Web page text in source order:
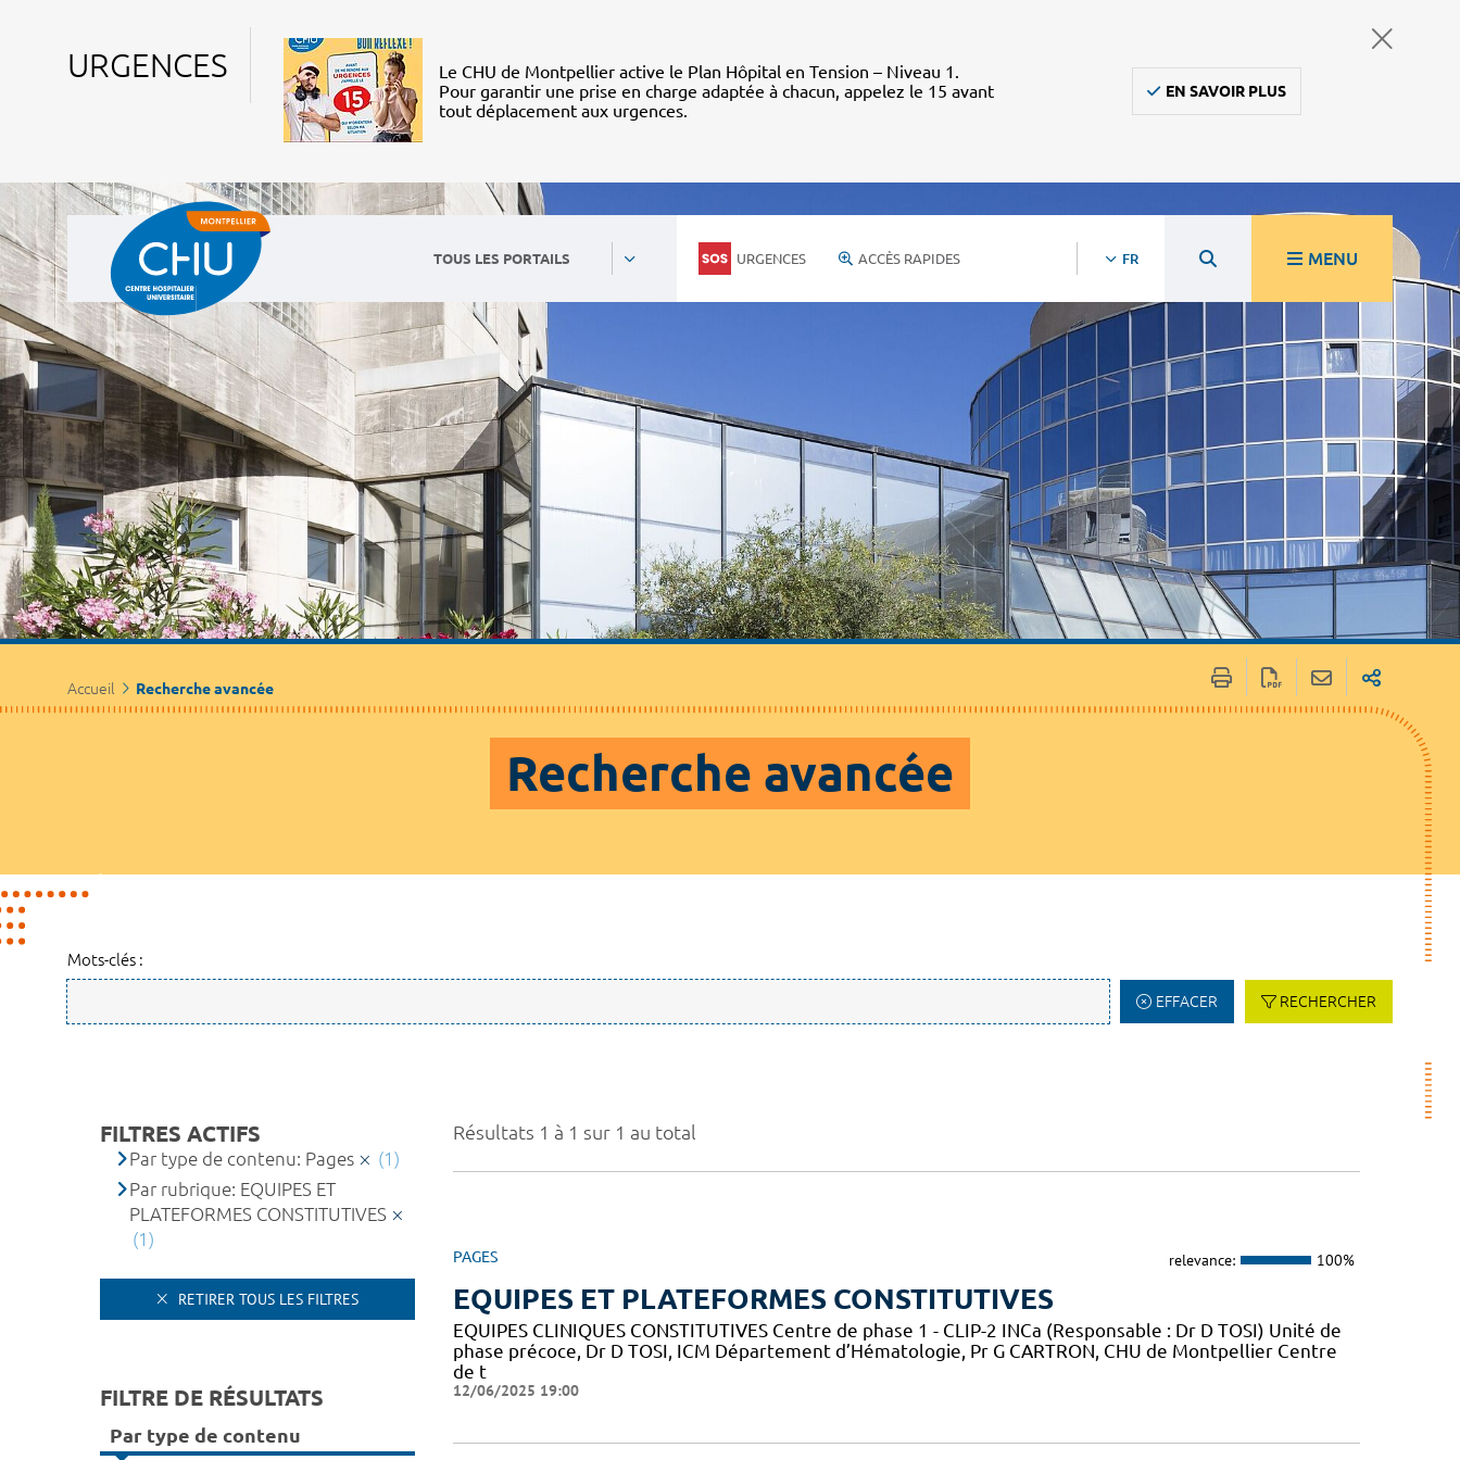
URGENCES
Le CHU de Montpellier active le Plan Hôpital en Tension – Niveau 1.
Pour garantir une prise en charge adaptée à chacun, appelez le 15 avant
tout déplacement aux urgences.
EN SAVOIR PLUS
TOUS LES PORTAILS URGENCES ACCÈS RAPIDES FR MENU
Accueil Recherche avancée
Recherche avancée
Mots-clés :
EFFACER RECHERCHER
Résultats 1 à 1 sur 1 au total
PAGES relevance: 100%
EQUIPES ET PLATEFORMES CONSTITUTIVES
EQUIPES CLINIQUES CONSTITUTIVES Centre de phase 1 - CLIP-2 INCa (Responsable : Dr D TOSI) Unité de
phase précoce, Dr D TOSI, ICM Département d’Hématologie, Pr G CARTRON, CHU de Montpellier Centre
de t
12/06/2025 19:00
FILTRES ACTIFS
Par type de contenu: Pages
(1)
Par rubrique: EQUIPES ET
PLATEFORMES CONSTITUTIVES
(1)
RETIRER TOUS LES FILTRES
FILTRE DE RÉSULTATS
Par type de contenu